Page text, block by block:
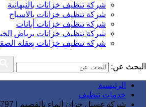
شركة تنظيف خزانات بالنبهانية
شركة تنظيف خزانات بالاسياح
شركة تنظيف خزانات أبانات
شركة تنظيف خزانات برياض
شركة تنظيف خزانات بعقلة
البحث عن:
الرئيسية
خدمات تنظيف
شركة غسيل خزان الماء بالقصيم | 0550856797